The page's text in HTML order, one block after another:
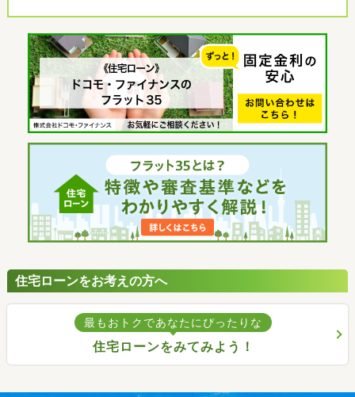
住宅ローンをお考えの方へ
最もおトクであなたにぴったりな
住宅ローンをみてみよう！